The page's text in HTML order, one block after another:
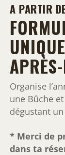
A PARTIR
Organise
une Bûche
dégustant
* Merci de
dans ta